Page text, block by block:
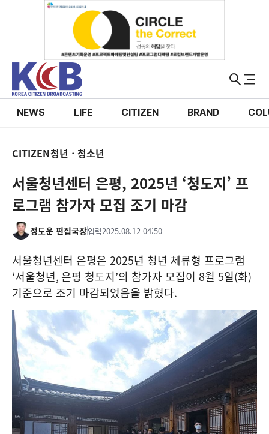
NEWS LIFE CITIZEN BRAND
CITIZEN청년ㆍ청소년
서울청년센터 은평, 2025년 ‘청도지’ 프
로그램 참가자 모집 조기 마감
정도운 편집국장입력2025.08.12 04:50
서울청년센터 은평은 2025년 청년 체류형 프로그램
‘서울청년, 은평 청도지’의 참가자 모집이 8월 5일(화)
기준으로 조기 마감되었음을 밝혔다.